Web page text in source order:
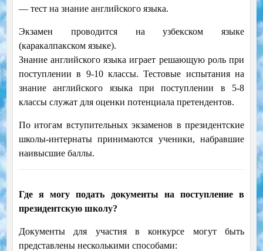
— тест на знание английского языка.
Экзамен проводится на узбекском языке
(каракалпакском языке).
Знание английского языка играет решающую роль при
поступлении в 9-10 классы. Тестовые испытания на
знание английского языка при поступлении в 5-8
классы служат для оценки потенциала претендентов.
По итогам вступительных экзаменов в президентские
школы-интернаты принимаются ученики, набравшие
наивысшие баллы.
Где я могу подать документы на поступление в
президентскую школу?
Документы для участия в конкурсе могут быть
представлены несколькими способами: